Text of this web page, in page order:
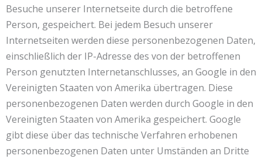
Besuche unserer Internetseite durch die betroffene
Person, gespeichert. Bei jedem Besuch unserer
Internetseiten werden diese personenbezogenen Daten,
einschließlich der IP-Adresse des von der betroffenen
Person genutzten Internetanschlusses, an Google in den
Vereinigten Staaten von Amerika übertragen. Diese
personenbezogenen Daten werden durch Google in den
Vereinigten Staaten von Amerika gespeichert. Google
gibt diese über das technische Verfahren erhobenen
personenbezogenen Daten unter Umständen an Dritte